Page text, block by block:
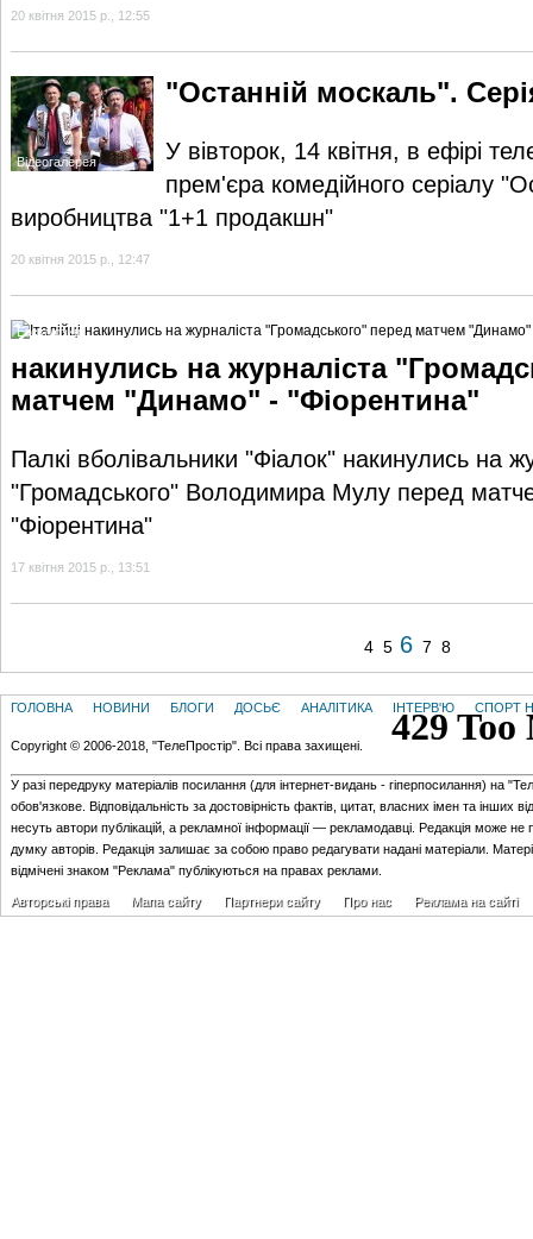
20 квітня 2015 р., 12:55
Відеогалерея
"Останній москаль".
У вівторок, 14 квітня, в ефірі
прем'єра комедійного серіалу
виробництва "1+1 продакшн"
20 квітня 2015 р., 12:47
Ексклюзив
накинулись на журналіста
матчем "Динамо" - "Фіорентина"
Палкі вболівальники "Фіалок" накинулись на
"Громадського" Володимира Мулу перед
"Фіорентина"
17 квітня 2015 р., 13:51
4 5 6 7 8
ГОЛОВНА НОВИНИ БЛОГИ ДОСЬЄ АНАЛІТИКА ІНТЕРВ'Ю СПОРТ
Copyright © 2006-2018, "ТелеПростір". Всі права захищені.
У разі передруку матеріалів посилання (для iнтернет-видань - гiперпосилання) на
обов'язкове. Відповідальність за достовірність фактів, цитат, власних імен та інших
несуть автори публікацій, а рекламної інформації — рекламодавці. Редакція може не
думку авторів. Редакція залишає за собою право редагувати надані матеріали.
відмічені знаком "Реклама" публікуються на правах реклами.
Авторські права Мапа сайту Партнери сайту Про нас Реклама на сайті